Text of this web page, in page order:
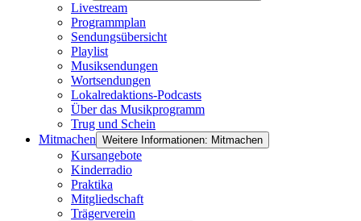
Livestream
Programmplan
Sendungsübersicht
Playlist
Musiksendungen
Wortsendungen
Lokalredaktions-Podcasts
Über das Musikprogramm
Trug und Schein
Mitmachen Weitere Informationen: Mitmachen
Kursangebote
Kinderradio
Praktika
Mitgliedschaft
Trägerverein